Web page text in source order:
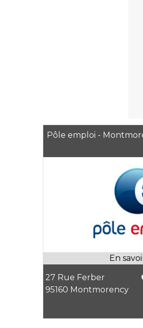
Pôle emploi -
27 Rue Ferber
95160 Montmorency